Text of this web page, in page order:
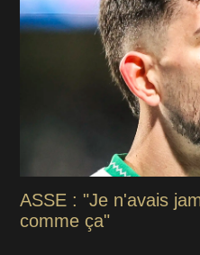
ASSE : "Je n'avais
comme ça"